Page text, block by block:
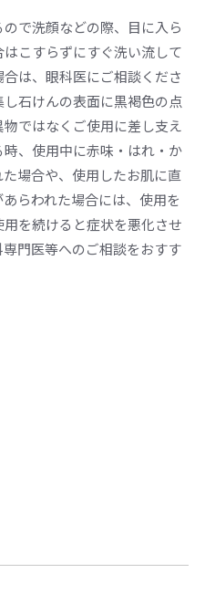
で洗顔などの際、目に入ら
こすらずにすぐ洗い流して
は、眼科医にご相談くださ
石けんの表面に黒褐色の点
ではなくご使用に差し支え
、使用中に赤味・はれ・か
場合や、使用したお肌に直
らわれた場合には、使用を
を続けると症状を悪化させ
門医等へのご相談をおすす